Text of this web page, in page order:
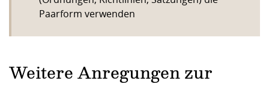
Paarform verwenden
Weitere Anregungen zur